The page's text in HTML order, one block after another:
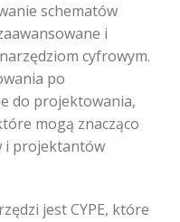
schematów
i
cyfrowym.
po
do projektowania,
mogą znacząco
i projektantów
jest CYPE, które